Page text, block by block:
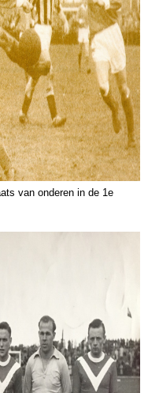
van onderen in de 1e